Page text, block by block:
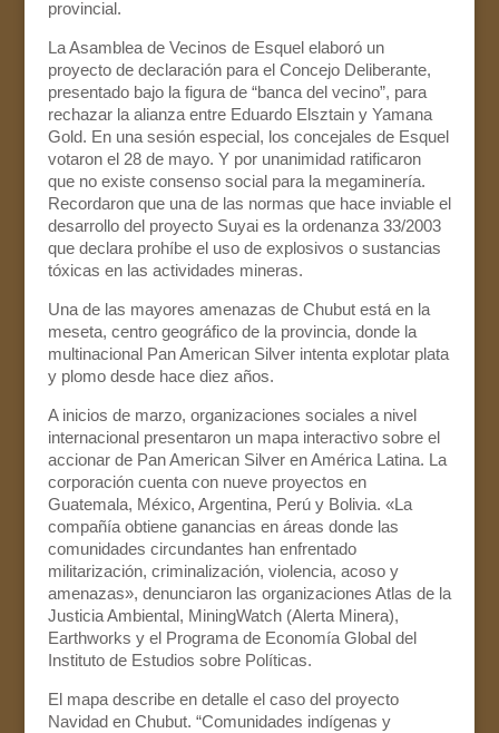
provincial.
La Asamblea de Vecinos de Esquel elaboró un
proyecto de declaración para el Concejo Deliberante,
presentado bajo la figura de “banca del vecino”, para
rechazar la alianza entre Eduardo Elsztain y Yamana
Gold. En una sesión especial, los concejales de Esquel
votaron el 28 de mayo. Y por unanimidad ratificaron
que no existe consenso social para la megaminería.
Recordaron que una de las normas que hace inviable el
desarrollo del proyecto Suyai es la ordenanza 33/2003
que declara prohíbe el uso de explosivos o sustancias
tóxicas en las actividades mineras.
Una de las mayores amenazas de Chubut está en la
meseta, centro geográfico de la provincia, donde la
multinacional Pan American Silver intenta explotar plata
y plomo desde hace diez años.
A inicios de marzo, organizaciones sociales a nivel
internacional presentaron un mapa interactivo sobre el
accionar de Pan American Silver en América Latina. La
corporación cuenta con nueve proyectos en
Guatemala, México, Argentina, Perú y Bolivia. «La
compañía obtiene ganancias en áreas donde las
comunidades circundantes han enfrentado
militarización, criminalización, violencia, acoso y
amenazas», denunciaron las organizaciones Atlas de la
Justicia Ambiental, MiningWatch (Alerta Minera),
Earthworks y el Programa de Economía Global del
Instituto de Estudios sobre Políticas.
El mapa describe en detalle el caso del proyecto
Navidad en Chubut. “Comunidades indígenas y